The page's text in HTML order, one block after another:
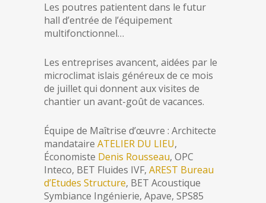
Les poutres patientent dans le futur
hall d’entrée de l’équipement
multifonctionnel…
Les entreprises avancent, aidées par le
microclimat islais généreux de ce mois
de juillet qui donnent aux visites de
chantier un avant-goût de vacances.
Équipe de Maîtrise d’œuvre : Architecte
mandataire ATELIER DU LIEU,
Économiste Denis Rousseau, OPC
Inteco, BET Fluides IVF, AREST Bureau
d’Etudes Structure, BET Acoustique
Symbiance Ingénierie, Apave, SPS85